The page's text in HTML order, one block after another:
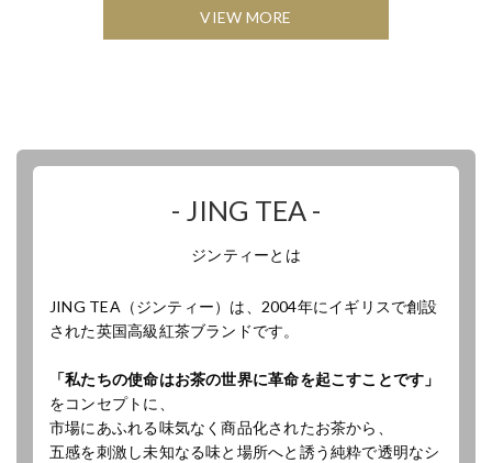
VIEW MORE
- JING TEA -
ジンティーとは
JING TEA（ジンティー）は、2004年にイギリスで創設
された英国高級紅茶ブランドです。
「私たちの使命はお茶の世界に革命を起こすことです」
をコンセプトに、
市場にあふれる味気なく商品化されたお茶から、
五感を刺激し未知なる味と場所へと誘う純粋で透明なシ